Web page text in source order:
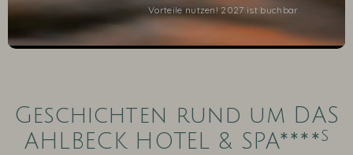
Vorteile nutzen! 2027 ist buchbar
Geschichten rund um DAS
AHLBECK HOTEL & SPA****s